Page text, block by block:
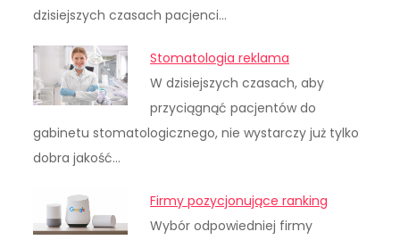
dzisiejszych czasach pacjenci…
Stomatologia reklama
W dzisiejszych czasach, aby
przyciągnąć pacjentów do
gabinetu stomatologicznego, nie wystarczy już tylko
dobra jakość…
Firmy pozycjonujące ranking
Wybór odpowiedniej firmy